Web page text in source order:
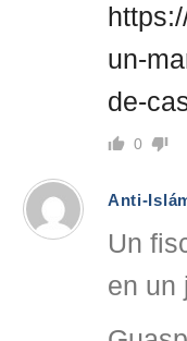
un-
de-
0
Anti-
Un
en un